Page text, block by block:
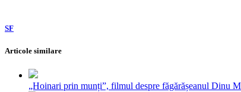
SF
Articole similare
„Hoinari prin munți”, filmul despre făgărășeanul Dinu